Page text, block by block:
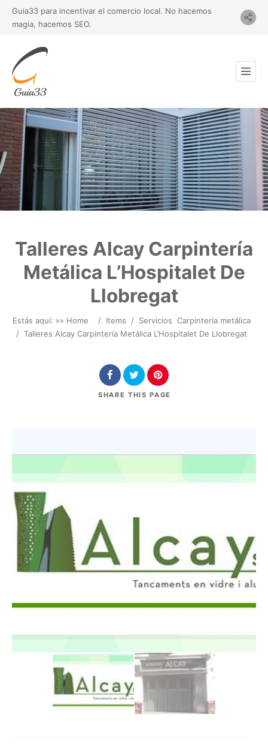
Guia33 para incentivar el comercio local. No hacemos
magia, hacemos SEO.
Talleres Alcay Carpintería
Metálica L’Hospitalet De
Llobregat
Estás aquí: »» Home / Items / Servicios Carpintería metálica
/ Talleres Alcay Carpintería Metálica L’Hospitalet De Llobregat
SHARE THIS PAGE